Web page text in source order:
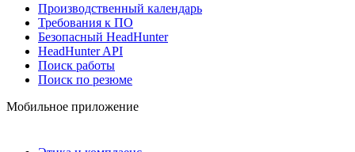
Производственный календарь
Требования к ПО
Безопасный HeadHunter
HeadHunter API
Поиск работы
Поиск по резюме
Мобильное приложение